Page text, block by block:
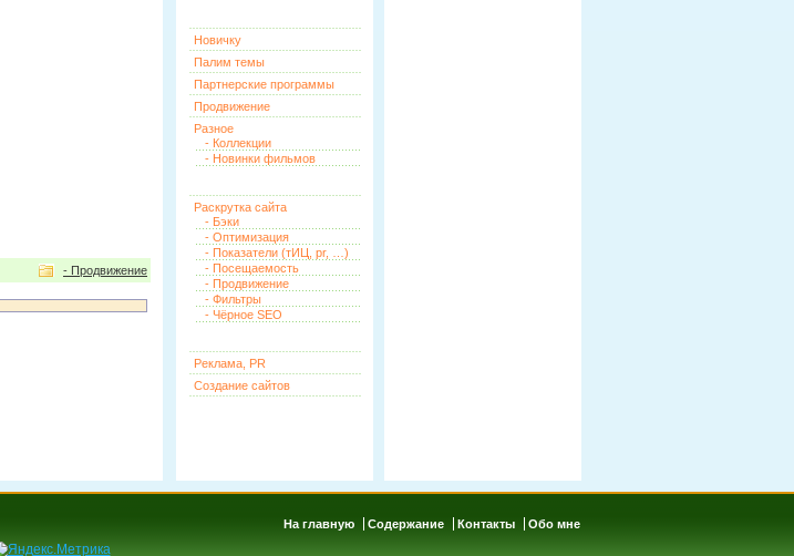
- Продвижение
Новичку
Палим темы
Партнерские программы
Продвижение
Разное
- Коллекции
- Новинки фильмов
Раскрутка сайта
- Бэки
- Оптимизация
- Показатели (тИЦ, pr, …)
- Посещаемость
- Продвижение
- Фильтры
- Чёрное SEO
Реклама, PR
Создание сайтов
На главную Содержание Контакты Обо мне